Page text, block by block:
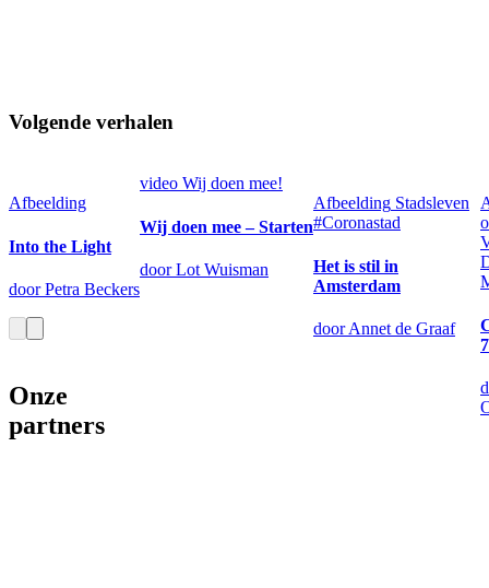
Volgende verhalen
Afbeelding
Into the Light
door Petra Beckers
video Wij doen mee!
Wij doen mee – Starten
door Lot Wuisman
Afbeelding Stadsleven
#Coronastad
Het is stil in
Amsterdam
door Annet de Graaf
Onze
partners